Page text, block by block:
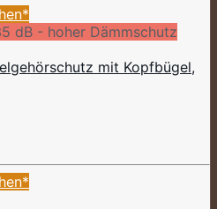
dB - hoher Dämmschutz
mit Kopfbügel,